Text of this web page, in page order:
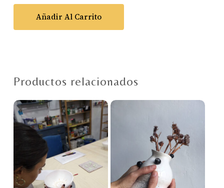
Añadir Al Carrito
Productos relacionados